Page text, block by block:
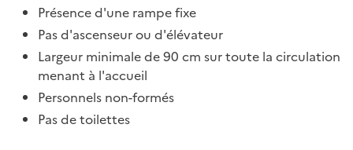
Présence d'une rampe fixe
Pas d'ascenseur ou d'élévateur
Largeur minimale de 90 cm sur toute la circulation
menant à l'accueil
Personnels non-formés
Pas de toilettes